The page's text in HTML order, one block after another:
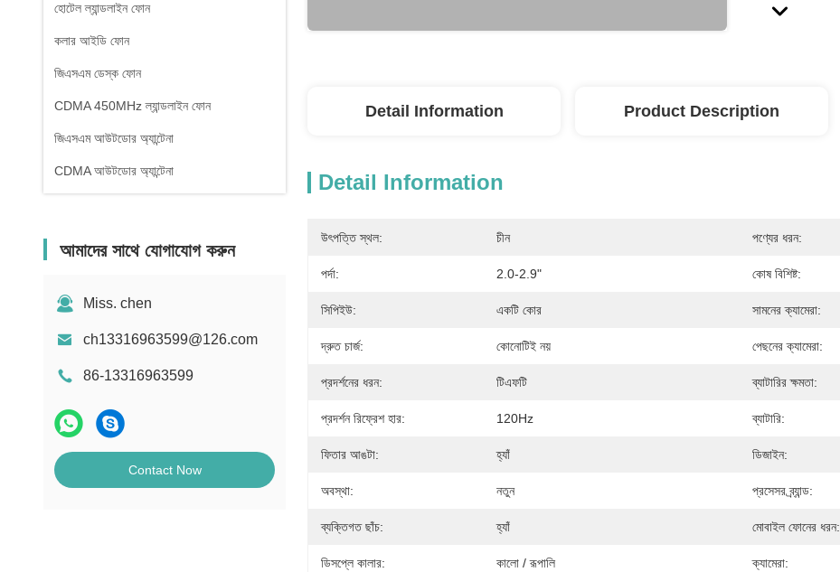
হোটেল ল্যান্ডলাইন ফোন
কলার আইডি ফোন
জিএসএম ডেস্ক ফোন
CDMA 450MHz ল্যান্ডলাইন ফোন
জিএসএম আউটডোর অ্যান্টেনা
CDMA আউটডোর অ্যান্টেনা
আমাদের সাথে যোগাযোগ করুন
Miss. chen
ch13316963599@126.com
86-13316963599
Contact Now
Detail Information Product Description
Detail Information
উৎপত্তি স্থল: চীন পণ্যের ধরন:
পর্দা: 2.0-2.9" কোষ বিশিষ্ট:
সিপিইউ: একটি কোর সামনের ক্যামেরা:
দ্রুত চার্জ: কোনোটিই নয় পেছনের ক্যামেরা:
প্রদর্শনের ধরন: টিএফটি ব্যাটারির ক্ষমতা:
প্রদর্শন রিফ্রেশ হার: 120Hz ব্যাটারি:
ফিতার আঙটা: হ্যাঁ ডিজাইন:
অবস্থা: নতুন প্রসেসর ব্র্যান্ড:
ব্যক্তিগত ছাঁচ: হ্যাঁ মোবাইল ফোনের ধরন:
ডিসপ্লে কালার: কালো / রূপালি ক্যামেরা: